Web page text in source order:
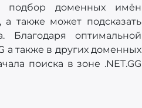
подбор доменных имён
также может подсказать
оптимальной
а также в других доменных
поиска в зоне .NET.GG